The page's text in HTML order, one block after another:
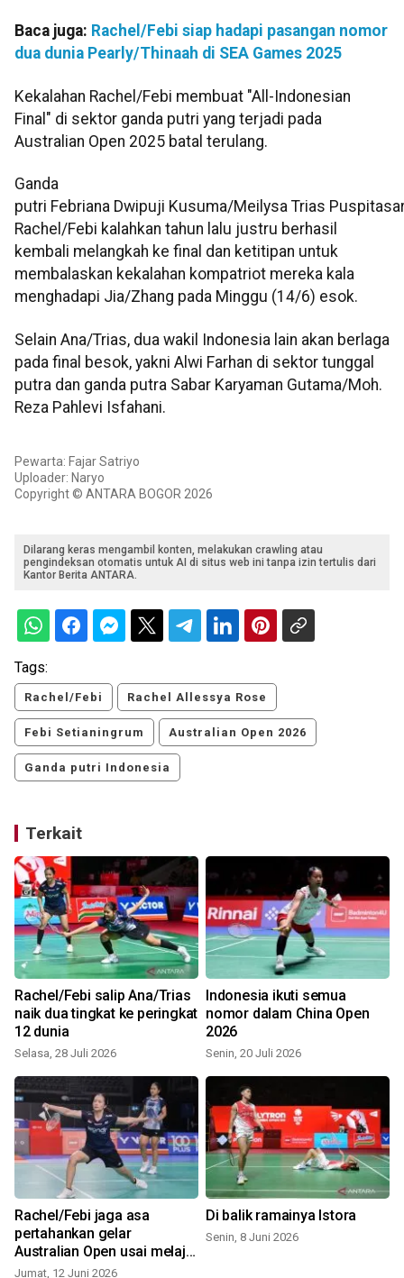
Baca juga: Rachel/Febi siap hadapi pasangan nomor
dua dunia Pearly/Thinaah di SEA Games 2025
Kekalahan Rachel/Febi membuat "All-Indonesian
Final" di sektor ganda putri yang terjadi pada
Australian Open 2025 batal terulang.
Ganda
putri Febriana Dwipuji Kusuma/Meilysa Trias
Rachel/Febi kalahkan tahun lalu justru berhasil
kembali melangkah ke final dan ketitipan untuk
membalaskan kekalahan kompatriot mereka kala
menghadapi Jia/Zhang pada Minggu (14/6) esok.
Selain Ana/Trias, dua wakil Indonesia lain akan berlaga
pada final besok, yakni Alwi Farhan di sektor tunggal
putra dan ganda putra Sabar Karyaman Gutama/Moh.
Reza Pahlevi Isfahani.
Pewarta: Fajar Satriyo
Uploader: Naryo
Copyright © ANTARA BOGOR 2026
Dilarang keras mengambil konten, melakukan crawling atau
pengindeksan otomatis untuk AI di situs web ini tanpa izin tertulis dari
Kantor Berita ANTARA.
Tags:
Rachel/Febi Rachel Allessya Rose
Febi Setianingrum Australian Open 2026
Ganda putri Indonesia
Terkait
Rachel/Febi salip Ana/Trias
naik dua tingkat ke peringkat
12 dunia
Selasa, 28 Juli 2026
Indonesia ikuti semua
nomor dalam China Open
2026
Senin, 20 Juli 2026
Rachel/Febi jaga asa
pertahankan gelar
Australian Open usai melaju
ke semifinal
Jumat, 12 Juni 2026
Di balik ramainya Istora
Senin, 8 Juni 2026